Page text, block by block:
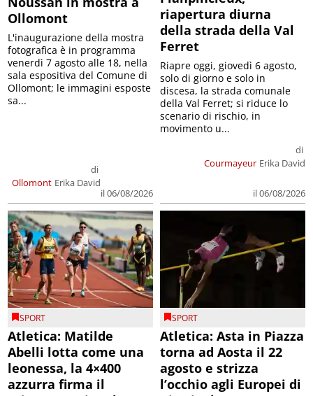
Ollomont
Ollomont
di
Erika David
il 06/08/2026
L'inaugurazione della mostra
fotografica è in programma
venerdì 7 agosto alle 18, nella
sala espositiva del Comune di
Ollomont; le immagini esposte
sa...
riapertura diurna
della strada della Val
Ferret
Courmayeur
di
Erika David
il 06/08/2026
Riapre oggi, giovedì 6 agosto,
solo di giorno e solo in
discesa, la strada comunale
della Val Ferret; si riduce lo
scenario di rischio, in
movimento u...
SPORT
Atletica: Matilde
Abelli lotta come una
leonessa, la 4×400
azzurra firma il
SPORT
Atletica: Asta in Piazza
torna ad Aosta il 22
agosto e strizza
l’occhio agli Europei di